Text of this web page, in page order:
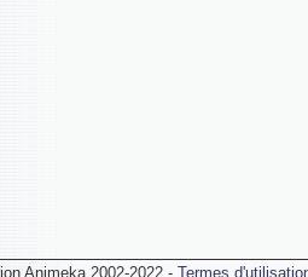
Animeka 2002-2022 - Termes